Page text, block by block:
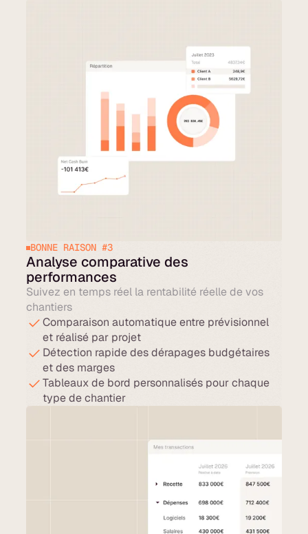
BONNE RAISON #3
Analyse comparative des
performances
Suivez en temps réel la rentabilité réelle de vos
chantiers
Comparaison automatique entre prévisionnel
et réalisé par projet
Détection rapide des dérapages budgétaires
et des marges
Tableaux de bord personnalisés pour chaque
type de chantier